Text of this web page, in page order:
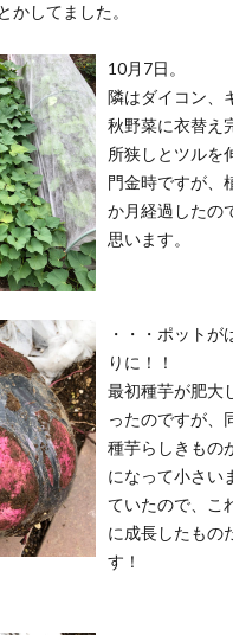
かしてました。
10月7日。
隣はダイコン、
秋野菜に衣替え
所狭しとツルを
門金時ですが、
か月経過したの
思います。
・・・ポットが
りに！！
最初種芋が肥大
ったのですが、
種芋らしきもの
になって小さい
ていたので、こ
に成長したもの
す！